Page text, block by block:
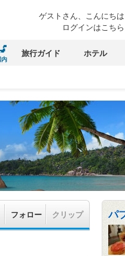
ゲストさん、こんにちは
ログインはこちら
旅行ガイド ホテル
フォロー クリップ パ